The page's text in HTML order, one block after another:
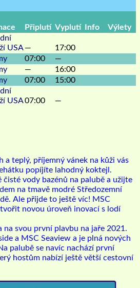
Připlutí Vyplutí Info Výlety
USA—
17:00
07:00
—
—
16:00
07:00 15:00
USA07:00 —
a teplý, příjemný vánek na kůži vás
popíjíte lahodný koktejl.
čisté vody bazénů na palubě a užijte
na tmavě modré Středozemní
Ale přijde to ještě víc! MSC
novou úroveň inovací s lodí
na svou první plavbu na jaře 2021.
a MSC Seaview a je plná nových
palubě se navíc nachází první
hostům nabízí ještě větší cestovní